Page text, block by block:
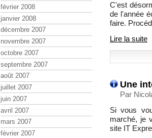
C'est
de l'année
faire.
Lire la suite
Une
Par
Si vous
marché, je
site IT
février 2008
janvier 2008
décembre 2007
novembre 2007
octobre 2007
septembre 2007
août 2007
juillet 2007
juin 2007
avril 2007
mars 2007
février 2007